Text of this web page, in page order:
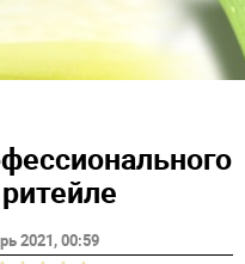
2021, 00:59